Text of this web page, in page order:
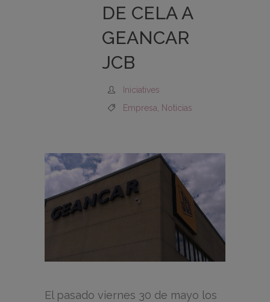
DE CELA A
GEANCAR
JCB
Iniciatives
Empresa, Noticias
El pasado viernes 30 de mayo los